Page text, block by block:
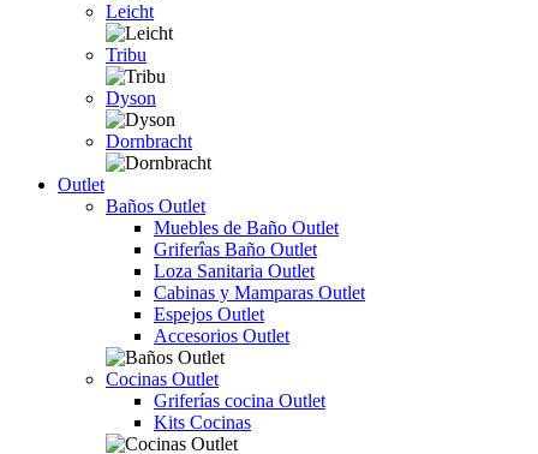
Leicht
Tribu
Dyson
Dornbracht
Outlet
Baños Outlet
Muebles de Baño Outlet
Griferîas Baño Outlet
Loza Sanitaria Outlet
Cabinas y Mamparas Outlet
Espejos Outlet
Accesorios Outlet
Cocinas Outlet
Griferías cocina Outlet
Kits Cocinas